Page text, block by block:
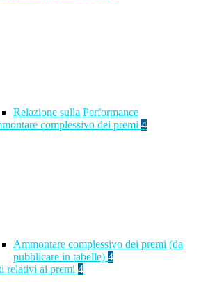
Relazione sulla Performance
complessivo dei premi 4
Ammontare complessivo dei premi (da
pubblicare in tabelle) 4
relativi ai premi 4